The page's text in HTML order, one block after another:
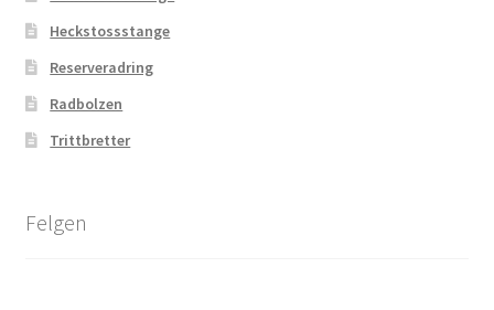
Heckstossstange
Reserveradring
Radbolzen
Trittbretter
Felgen